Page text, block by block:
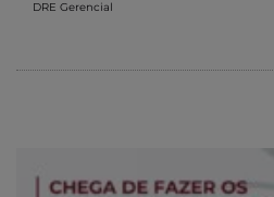
DRE Gerencial